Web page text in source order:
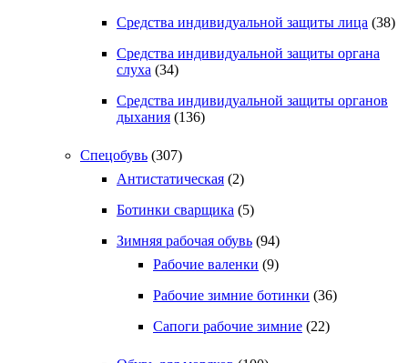
Средства индивидуальной защиты лица (38)
Средства индивидуальной защиты органа
слуха (34)
Средства индивидуальной защиты органов
дыхания (136)
Спецобувь (307)
Антистатическая (2)
Ботинки сварщика (5)
Зимняя рабочая обувь (94)
Рабочие валенки (9)
Рабочие зимние ботинки (36)
Сапоги рабочие зимние (22)